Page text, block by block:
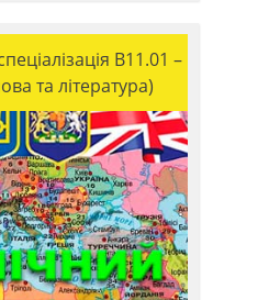
B11.01 –
та література)